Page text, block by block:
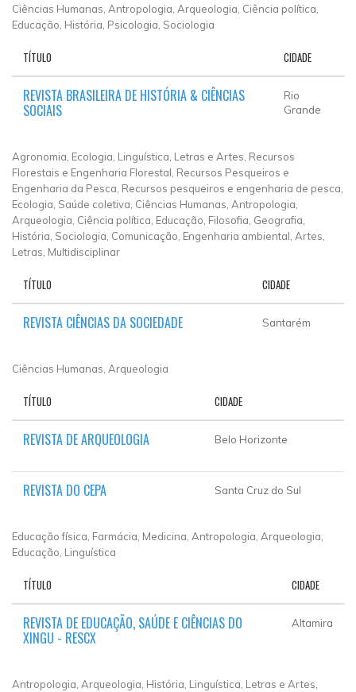
Ciências Humanas, Antropologia, Arqueologia, Ciência política,
Educação, História, Psicologia, Sociologia
TÍTULO CIDADE
REVISTA BRASILEIRA DE HISTÓRIA & CIÊNCIAS
SOCIAIS
Rio
Grande
Agronomia, Ecologia, Linguística, Letras e Artes, Recursos
Florestais e Engenharia Florestal, Recursos Pesqueiros e
Engenharia da Pesca, Recursos pesqueiros e engenharia de pesca,
Ecologia, Saúde coletiva, Ciências Humanas, Antropologia,
Arqueologia, Ciência política, Educação, Filosofia, Geografia,
História, Sociologia, Comunicação, Engenharia ambiental, Artes,
Letras, Multidisciplinar
TÍTULO CIDADE
REVISTA CIÊNCIAS DA SOCIEDADE Santarém
Ciências Humanas, Arqueologia
TÍTULO CIDADE
REVISTA DE ARQUEOLOGIA Belo Horizonte
REVISTA DO CEPA Santa Cruz do Sul
Educação física, Farmácia, Medicina, Antropologia, Arqueologia,
Educação, Linguística
TÍTULO CIDADE
REVISTA DE EDUCAÇÃO, SAÚDE E CIÊNCIAS DO
XINGU - RESCX
Altamira
Antropologia, Arqueologia, História, Linguística, Letras e Artes,